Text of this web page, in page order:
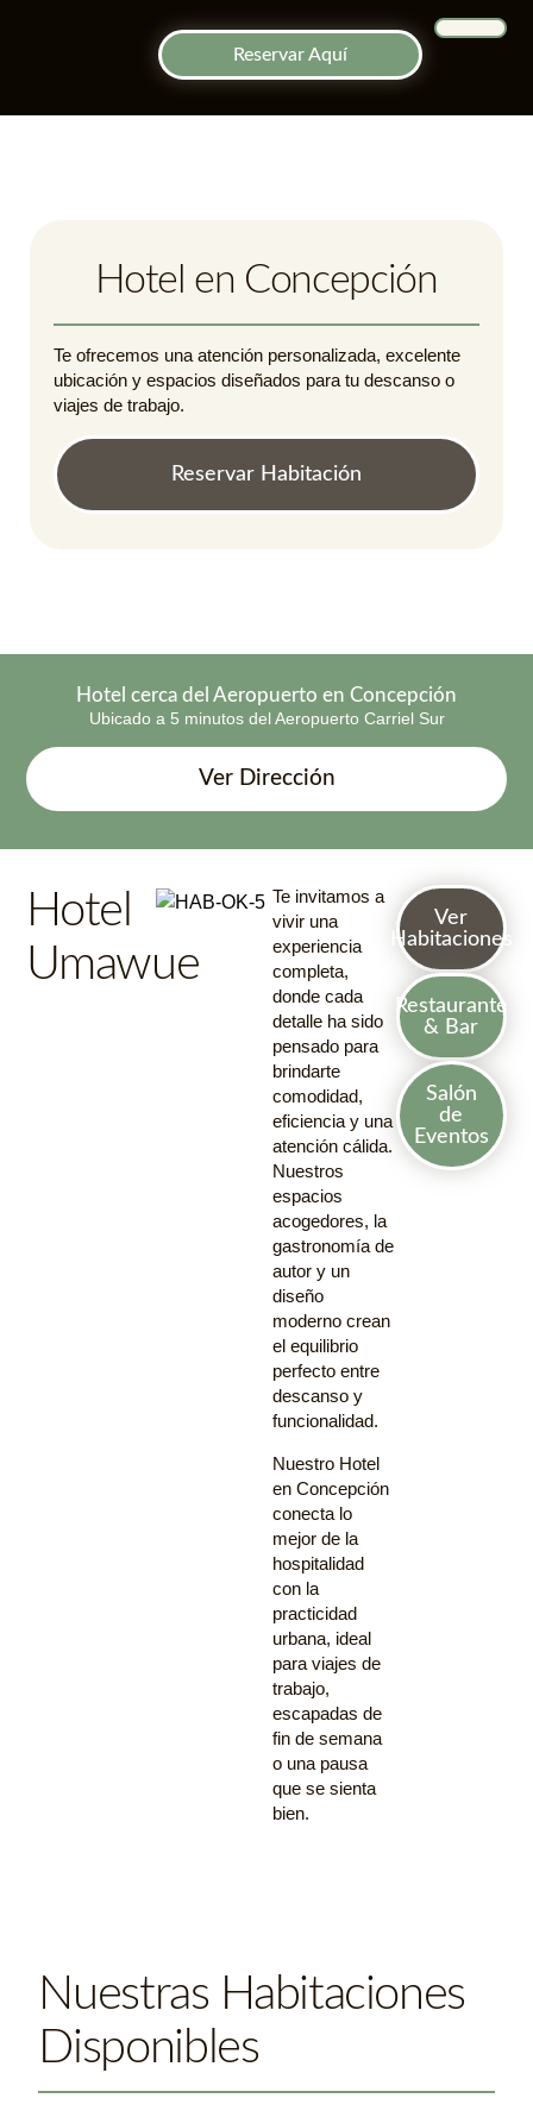
Reservar Aquí
Hotel en Concepción
Te ofrecemos una atención personalizada, excelente
ubicación y espacios diseñados para tu descanso o
viajes de trabajo.
Reservar Habitación
Hotel cerca del Aeropuerto en Concepción
Ubicado a 5 minutos del Aeropuerto Carriel Sur
Ver Dirección
Hotel
Umawue
Te invitamos a
vivir una
experiencia
completa,
donde cada
detalle ha sido
pensado para
brindarte
comodidad,
eficiencia y una
atención cálida.
Nuestros
espacios
acogedores, la
gastronomía de
autor y un
diseño
moderno crean
el equilibrio
perfecto entre
descanso y
funcionalidad.
Nuestro Hotel
en Concepción
conecta lo
mejor de la
hospitalidad
con la
practicidad
urbana, ideal
para viajes de
trabajo,
escapadas de
fin de semana
o una pausa
que se sienta
bien.
Ver
Habitaciones
Restaurante
& Bar
Salón
de
Eventos
Nuestras Habitaciones
Disponibles